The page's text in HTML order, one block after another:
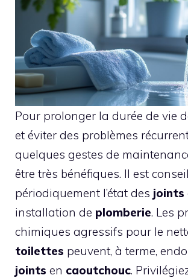
Pour prolonger la durée de vie
et éviter des problèmes
quelques gestes de
être très bénéfiques. Il est
périodiquement l’état des joints
installation de plomberie. Les
chimiques agressifs pour le
toilettes peuvent, à terme,
joints en caoutchouc.